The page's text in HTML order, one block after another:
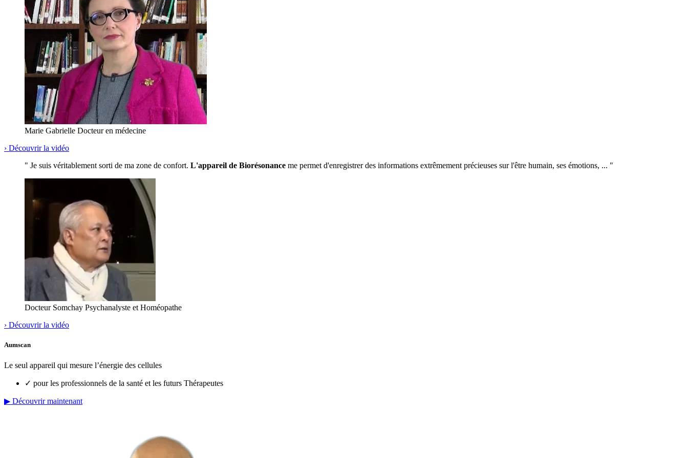
Marie Gabrielle Docteur en médecine
› Découvrir la vidéo
" Je suis véritablement sorti de ma zone de confort. L'appareil de Biorésonance me permet d'enregistrer des informations extrêmement précieuses sur l'être humain, ses émotions, ... "
Docteur Somchay Psychanalyste et Homéopathe
› Découvrir la vidéo
Aumscan
Le seul appareil qui mesure l’énergie des cellules
✓ pour les professionnels de la santé et les futurs Thérapeutes
▶ Découvrir maintenant